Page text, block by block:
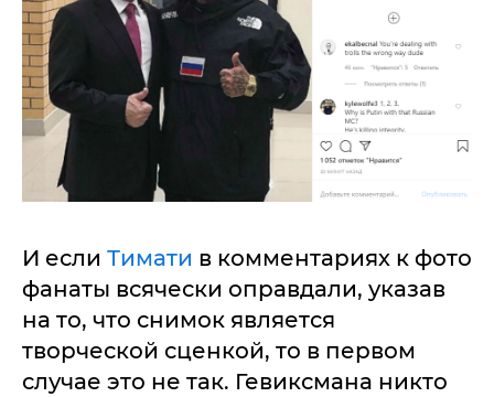
И если Тимати в комментариях к фото
фанаты всячески оправдали, указав
на то, что снимок является
творческой сценкой, то в первом
случае это не так. Гевиксмана никто